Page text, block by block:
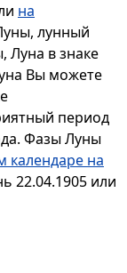
на
лунный
Луна в знаке
Вы можете
период
Фазы Луны
календаре на
22.04.1905 или